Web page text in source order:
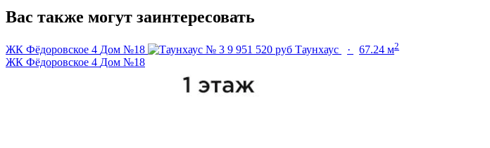
Вас также могут заинтересовать
ЖК Фёдоровское 4 Дом №18 9 951 520 руб Таунхаус · 67.24 м2
ЖК Фёдоровское 4 Дом №18